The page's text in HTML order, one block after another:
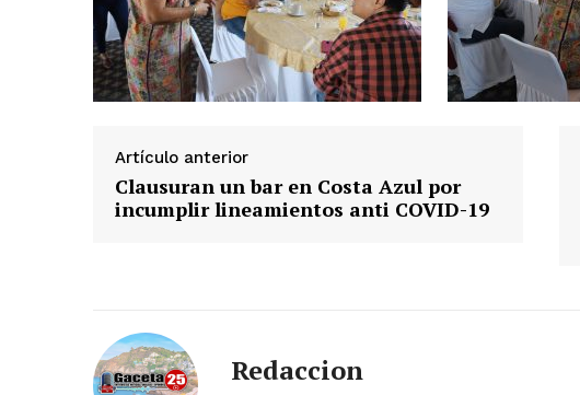
Artículo anterior
Clausuran un bar en Costa Azul por
incumplir lineamientos anti COVID-19
Redaccion